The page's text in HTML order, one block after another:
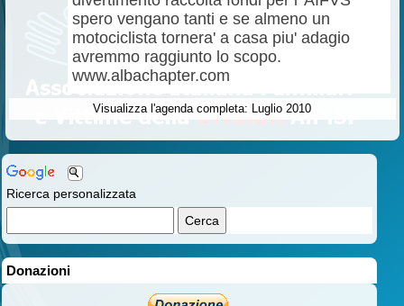
Ricerca personalizzata
Donazioni
spero vengano tanti e se almeno un
motociclista tornera' a casa piu' adagio
avremmo raggiunto lo scopo.
www.albachapter.com
Visualizza l'agenda completa: Luglio 2010